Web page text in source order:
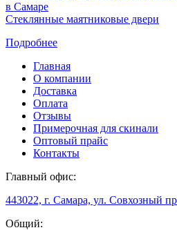
Стеклянные маятниковые двери
Подробнее
Главная
О компании
Доставка
Оплата
Отзывы
Примерочная для скинали
Оптовый прайс
Контакты
Главный офис:
443022, г. Самара, ул. Совхозный
Общий: